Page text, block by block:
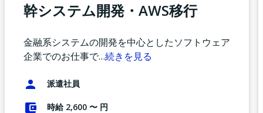
幹システム開発・AWS移行
金融系システムの開発を中心としたソフトウェア
企業でのお仕事で…続きを見る
派遣社員
時給 2,600 〜 円